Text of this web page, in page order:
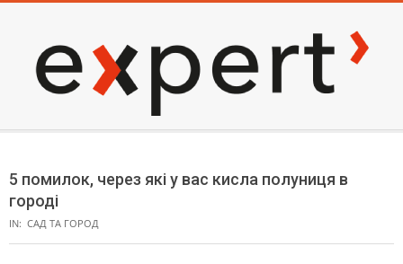
content
EXPERT
Menu
5 помилок, через які у вас кисла полуниця в
городі
IN: САД ТА ГОРОД